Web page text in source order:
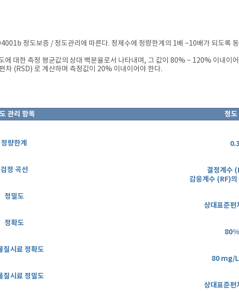
정도보증 / 정도관리에 따른다. 정제수에 정량한계의 1배 ~10배가 되도록
에 대한 측정 평균값의 상대 백분율로서 나타내며, 그 값이 80% ~ 120% 이내이
차 (RSD) 로 계산하며 측정값이 20% 이내이어야 한다.
관리 항목 정도
정량한계
검정 곡선
정밀도
정확도
질시료 정확도
질시료 정밀도
결정계수
감응계수 (RF)
상대표준편
80 mg/
상대표준편